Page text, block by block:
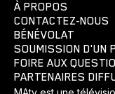
À PROPOS
CONTACTEZ-NOUS
BÉNÉVOLAT
SOUMISSION D'UN
FOIRE AUX
PARTENAIRES